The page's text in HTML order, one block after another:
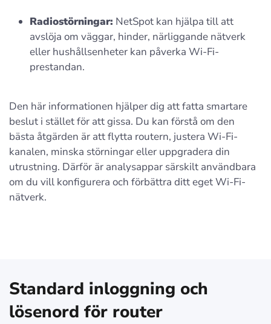
Radiostörningar: NetSpot kan hjälpa till att
avslöja om väggar, hinder, närliggande nätverk
eller hushållsenheter kan påverka Wi‑Fi-
prestandan.
Den här informationen hjälper dig att fatta smartare
beslut i stället för att gissa. Du kan förstå om den
bästa åtgärden är att flytta routern, justera Wi‑Fi-
kanalen, minska störningar eller uppgradera din
utrustning. Därför är analysappar särskilt användbara
om du vill konfigurera och förbättra ditt eget Wi‑Fi-
nätverk.
Standard inloggning och
lösenord för router